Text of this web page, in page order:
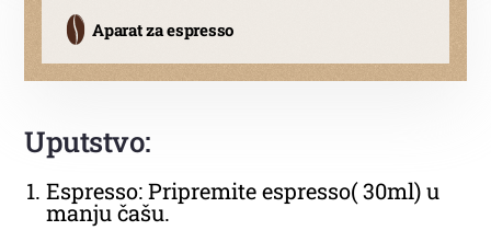
Aparat za espresso
Uputstvo:
Espresso: Pripremite espresso( 30ml) u
manju čašu.